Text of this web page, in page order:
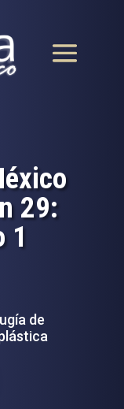
29:
1
de